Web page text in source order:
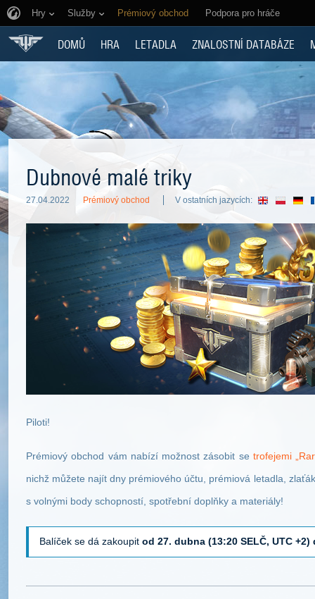
Hry Služby Prémiový obchod Podpora pro hráče
DOMŮ HRA LETADLA ZNALOSTNÍ DATABÁZE
Dubnové malé triky
27.04.2022 Prémiový obchod V ostatních jazycích:
Piloti!
Prémiový obchod vám nabízí možnost zásobit se trofejemi
nichž můžete najít dny prémiového účtu, prémiová letadla,
s volnými body schopností, spotřební doplňky a materiály!
Balíček se dá zakoupit od 27. dubna (13:20 SELČ, UTC